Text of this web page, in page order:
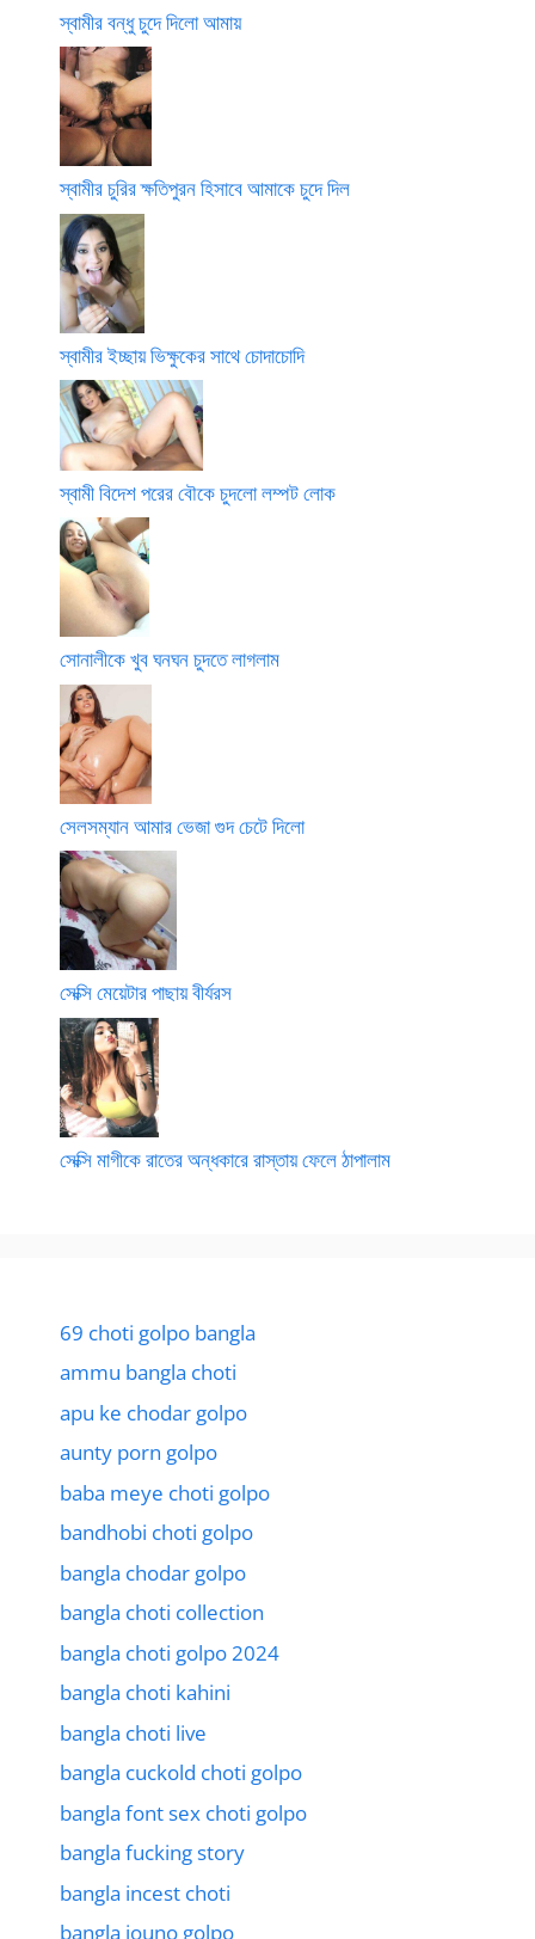
স্বামীর বন্ধু চুদে দিলো আমায়
স্বামীর চুরির ক্ষতিপুরন হিসাবে আমাকে চুদে দিল
স্বামীর ইচ্ছায় ভিক্ষুকের সাথে চোদাচোদি
স্বামী বিদেশ পরের বৌকে চুদলো লম্পট লোক
সোনালীকে খুব ঘনঘন চুদতে লাগলাম
সেলসম্যান আমার ভেজা গুদ চেটে দিলো
সেক্সি মেয়েটার পাছায় বীর্যরস
সেক্সি মাগীকে রাতের অন্ধকারে রাস্তায় ফেলে ঠাপালাম
69 choti golpo bangla
ammu bangla choti
apu ke chodar golpo
aunty porn golpo
baba meye choti golpo
bandhobi choti golpo
bangla chodar golpo
bangla choti collection
bangla choti golpo 2024
bangla choti kahini
bangla choti live
bangla cuckold choti golpo
bangla font sex choti golpo
bangla fucking story
bangla incest choti
bangla jouno golpo